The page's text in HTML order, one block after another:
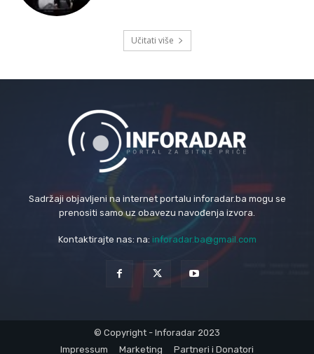
Učitati više
Sadržaji objavljeni na internet portalu inforadar.ba mogu se
prenositi samo uz obavezu navođenja izvora.
Kontaktirajte nas: na: inforadar.ba@gmail.com
© Copyright - Inforadar 2023
Impressum
Marketing Partneri i Donatori